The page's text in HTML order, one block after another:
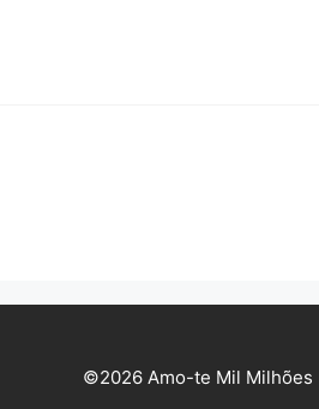
©2026 Amo-te Mil Milhões |